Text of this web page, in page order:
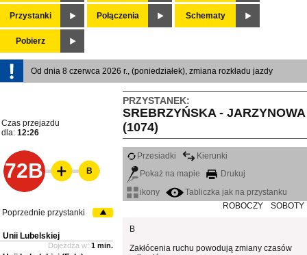
Przystanki Połączenia Schematy
Pobierz
Od dnia 8 czerwca 2026 r., (poniedziałek), zmiana rozkładu jazdy
PRZYSTANEK:
SREBRZYŃSKA - JARZYNOWA
(1074)
Czas przejazdu
dla: 12:26
72B
Przesiadki
Kierunki
Pokaż na mapie
Drukuj
ikony
Tabliczka jak na przystanku
ROBOCZY
SOBOTY
B
Zakłócenia ruchu powodują zmiany czasów
B
Poprzednie przystanki
Unii Lubelskiej
Dojeżdża w: 1 min.